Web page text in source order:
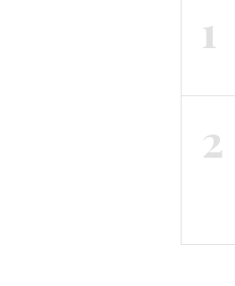
1
2